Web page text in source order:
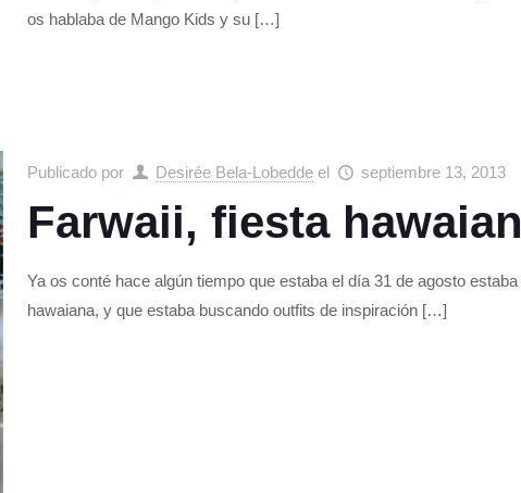
os hablaba de Mango Kids y su […]
Publicado por Desirée Bela-Lobedde el septiembre 13, 2013
Farwaii, fiesta
Ya os conté hace algún tiempo que estaba el día 31 de agosto
hawaiana, y que estaba buscando outfits de inspiración […]